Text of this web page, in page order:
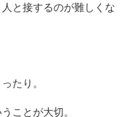
と接するのが難しくな
たり。
ことが大切。